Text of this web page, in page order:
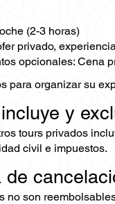
(2-3 horas)
privado,
opcionales: Cena
para organizar su
y
tours privados
civil e impuestos.
de
no son